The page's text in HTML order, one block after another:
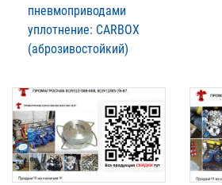
пневмоприводами
уплотнение: CARBOX
(аброзивостойкий)